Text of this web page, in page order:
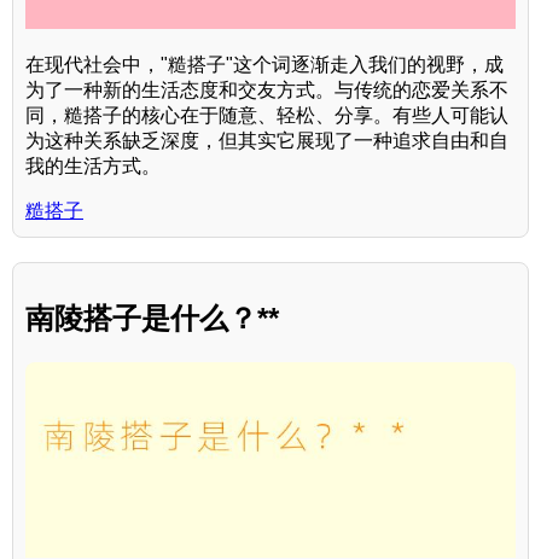
在现代社会中，"糙搭子"这个词逐渐走入我们的视野，成
为了一种新的生活态度和交友方式。与传统的恋爱关系不
同，糙搭子的核心在于随意、轻松、分享。有些人可能认
为这种关系缺乏深度，但其实它展现了一种追求自由和自
我的生活方式。
糙搭子
南陵搭子是什么？**